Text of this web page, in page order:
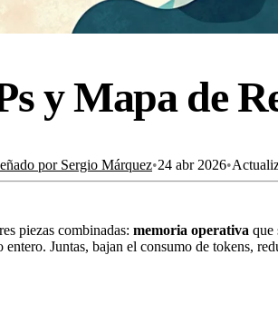
y Mapa de
por Sergio Márquez•24 abr 2026•
piezas combinadas: memoria operativa que
Juntas, bajan el consumo de tokens,